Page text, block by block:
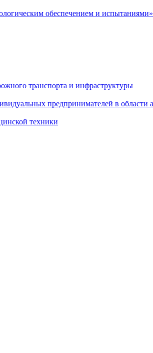
обеспечением и испытаниями»
транспорта и инфраструктуры
предпринимателей в области
техники